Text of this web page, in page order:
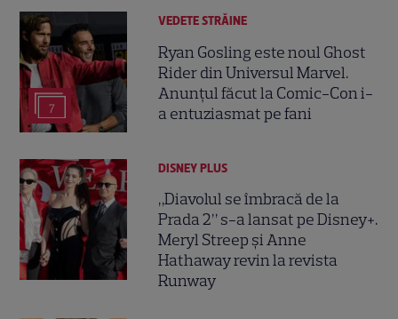
7
VEDETE STRĂINE
Ryan Gosling este noul Ghost
Rider din Universul Marvel.
Anunțul făcut la Comic-Con i-
a entuziasmat pe fani
DISNEY PLUS
„Diavolul se îmbracă de la
Prada 2” s-a lansat pe Disney+.
Meryl Streep și Anne
Hathaway revin la revista
Runway